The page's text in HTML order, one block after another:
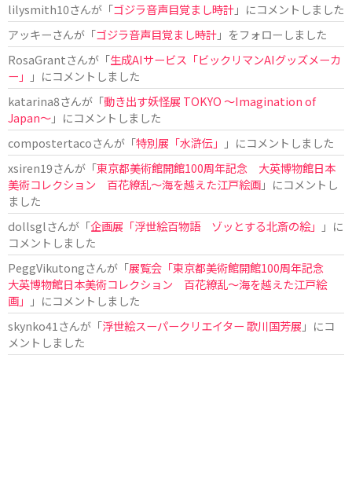
lilysmith10さんが「ゴジラ音声目覚まし時計」にコメントしました
アッキーさんが「ゴジラ音声目覚まし時計」をフォローしました
RosaGrantさんが「生成AIサービス「ビックリマンAIグッズメーカ
ー」
」にコメントしました
katarina8さんが「動き出す妖怪展 TOKYO 〜Imagination of
Japan〜」にコメントしました
compostertacoさんが「特別展「水滸伝」
」にコメントしました
xsiren19さんが「東京都美術館開館100周年記念 大英博物館日本
美術コレクション 百花繚乱～海を越えた江戸絵画」にコメントし
ました
dollsglさんが「企画展「浮世絵百物語 ゾッとする北斎の絵」
」に
コメントしました
PeggVikutongさんが「展覧会「東京都美術館開館100周年記念
大英博物館日本美術コレクション 百花繚乱〜海を越えた江戸絵
画」
」にコメントしました
skynko41 さんが「浮世絵スーパークリエイター 歌川国芳展 」にコ
メントしました